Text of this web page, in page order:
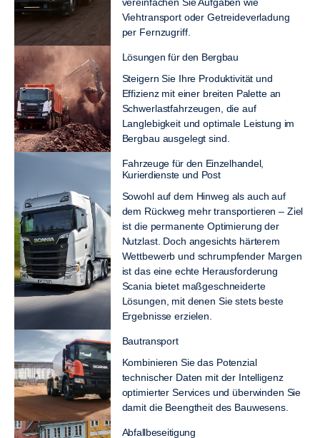
Viehtransport oder Getreideverladung
per Fernzugriff.
Lösungen für den Bergbau
Steigern Sie Ihre Produktivität und
Effizienz mit einer breiten Palette an
Schwerlastfahrzeugen, die auf
Langlebigkeit und optimale Leistung im
Bergbau ausgelegt sind.
Fahrzeuge für den Einzelhandel,
Kurierdienste und Post
Sowohl auf dem Hinweg als auch auf
dem Rückweg mehr transportieren – Ziel
ist die permanente Optimierung der
Nutzlast. Doch angesichts härterem
Wettbewerb und schrumpfender Margen
ist das eine echte Herausforderung
Scania bietet maßgeschneiderte
Lösungen, mit denen Sie stets beste
Ergebnisse erzielen.
Bautransport
Kombinieren Sie das Potenzial
technischer Daten mit der Intelligenz
optimierter Services und überwinden Sie
damit die Beengtheit des Bauwesens.
Abfallbeseitigung